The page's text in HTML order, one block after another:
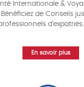
Internationale &
de Conseils
d'expatriés.
En savoir plus